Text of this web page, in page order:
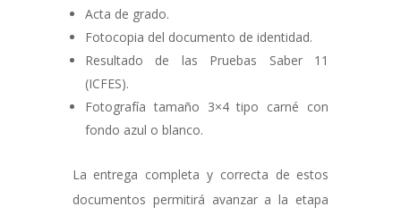
Acta de grado.
Fotocopia del documento de identidad.
Resultado de las Pruebas Saber 11
(ICFES).
Fotografía tamaño 3×4 tipo carné con
fondo azul o blanco.
La entrega completa y correcta de estos
documentos permitirá avanzar a la etapa